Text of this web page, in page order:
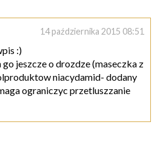
14 października 2015 08:51
:)
jeszcze o drozdze (maseczka z
niacydamid- dodany
ograniczyc przetluszzanie